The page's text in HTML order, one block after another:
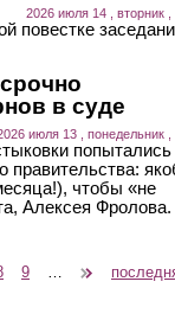
2026 июля 14 , вторник ,
повестке
в суде
июля 13 , понедельник ,
попытались
правительства:
чтобы «не
Алексея Фролова.
9